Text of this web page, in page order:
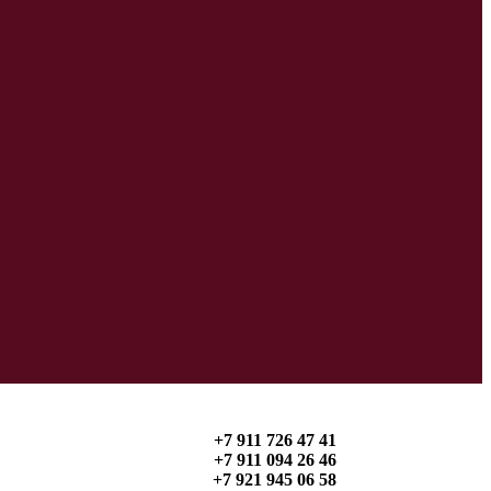
+7 911 726 47 41
+7 911 094 26 46
+7 921 945 06 58